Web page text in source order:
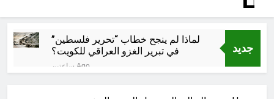
جديد
لماذا لم ينجح خطاب “تحرير فلسطين”
في تبرير الغزو العراقي للكويت؟
ساعتين Ago